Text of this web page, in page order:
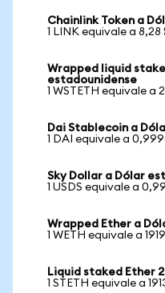
Chainlink Token a
1 LINK equivale a 8,28
Wrapped liquid
estadounidense
1 WSTETH equivale a
Dai Stablecoin a
1 DAI equivale a
Sky Dollar a Dólar
1 USDS equivale a
Wrapped Ether a
1 WETH equivale a
Liquid staked Ether
1 STETH equivale a